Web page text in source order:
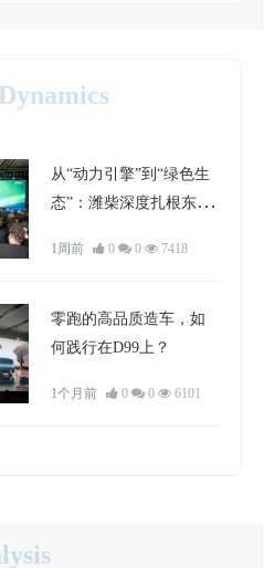
从“动力引擎”到“绿色生
态”：潍柴深度扎根东南
1周前 0 0 7418
零跑的高品质造车，如
何践行在D99上？
1个月前 0 0 6101